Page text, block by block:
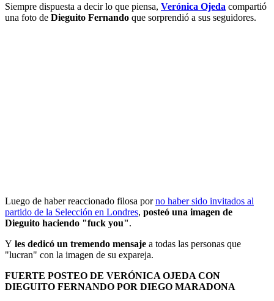
Siempre dispuesta a decir lo que piensa, Verónica Ojeda compartió
una foto de Dieguito Fernando que sorprendió a sus seguidores.
Luego de haber reaccionado filosa porno haber sido invitados al
partido de la Selección en Londres, posteó una imagen de
Dieguito haciendo "fuck you".
Y les dedicó un tremendo mensaje a todas las personas que
"lucran" con la imagen de su expareja.
FUERTE POSTEO DE VERÓNICA OJEDA CON
DIEGUITO FERNANDO POR DIEGO MARADONA